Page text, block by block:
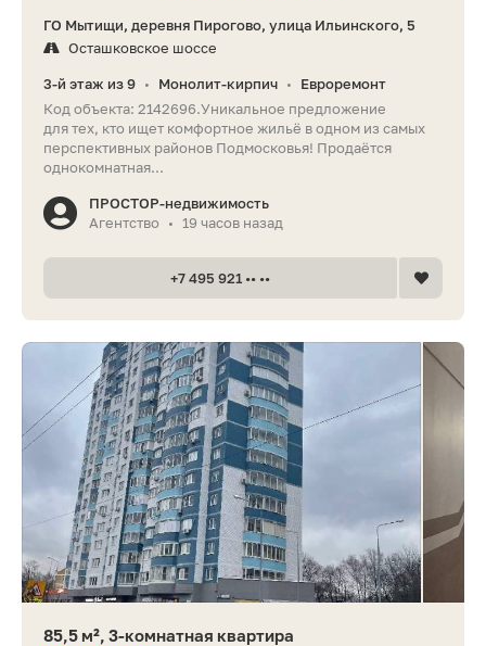
ГО Мытищи, деревня Пирогово, улица Ильинского, 5
Осташковское шоссе
3-й этаж из 9 • Монолит-кирпич •
Евроремонт
Код объекта: 2142696.Уникальное предложение
для тех, кто ищет комфортное жильё в одном из самых
перспективных районов Подмосковья! Продаётся
однокомнатная...
ПРОСТОР-недвижимость
Агентство
• 19 часов назад
+7 495 921 •• ••
85,5 м², 3-комнатная квартира